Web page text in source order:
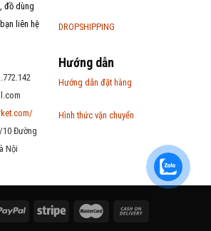
đồ dùng
liên hệ
10 Đường
Nội
DROPSHIPPING
Hướng dẫn
Hướng dẫn đặt hàng
Hình thức vận chuyển